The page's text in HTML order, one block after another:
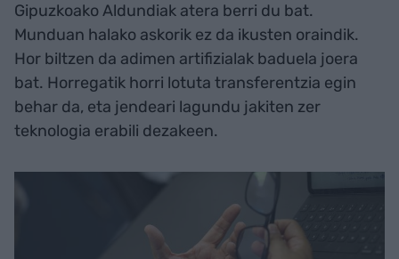
Gipuzkoako Aldundiak atera berri du bat.
Munduan halako askorik ez da ikusten oraindik.
Hor biltzen da adimen artifizialak baduela joera
bat. Horregatik horri lotuta transferentzia egin
behar da, eta jendeari lagundu jakiten zer
teknologia erabili dezakeen.